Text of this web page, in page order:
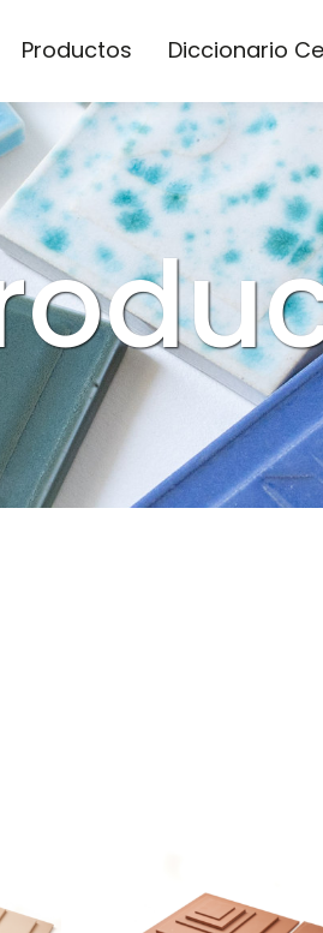
Productos Diccionario